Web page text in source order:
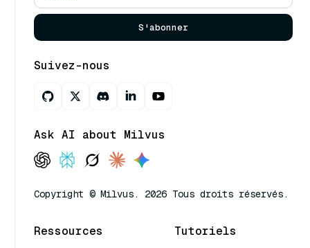
S'abonner
Suivez-nous
Ask AI about Milvus
Copyright © Milvus. 2026 Tous droits réservés.
Ressources Tutoriels